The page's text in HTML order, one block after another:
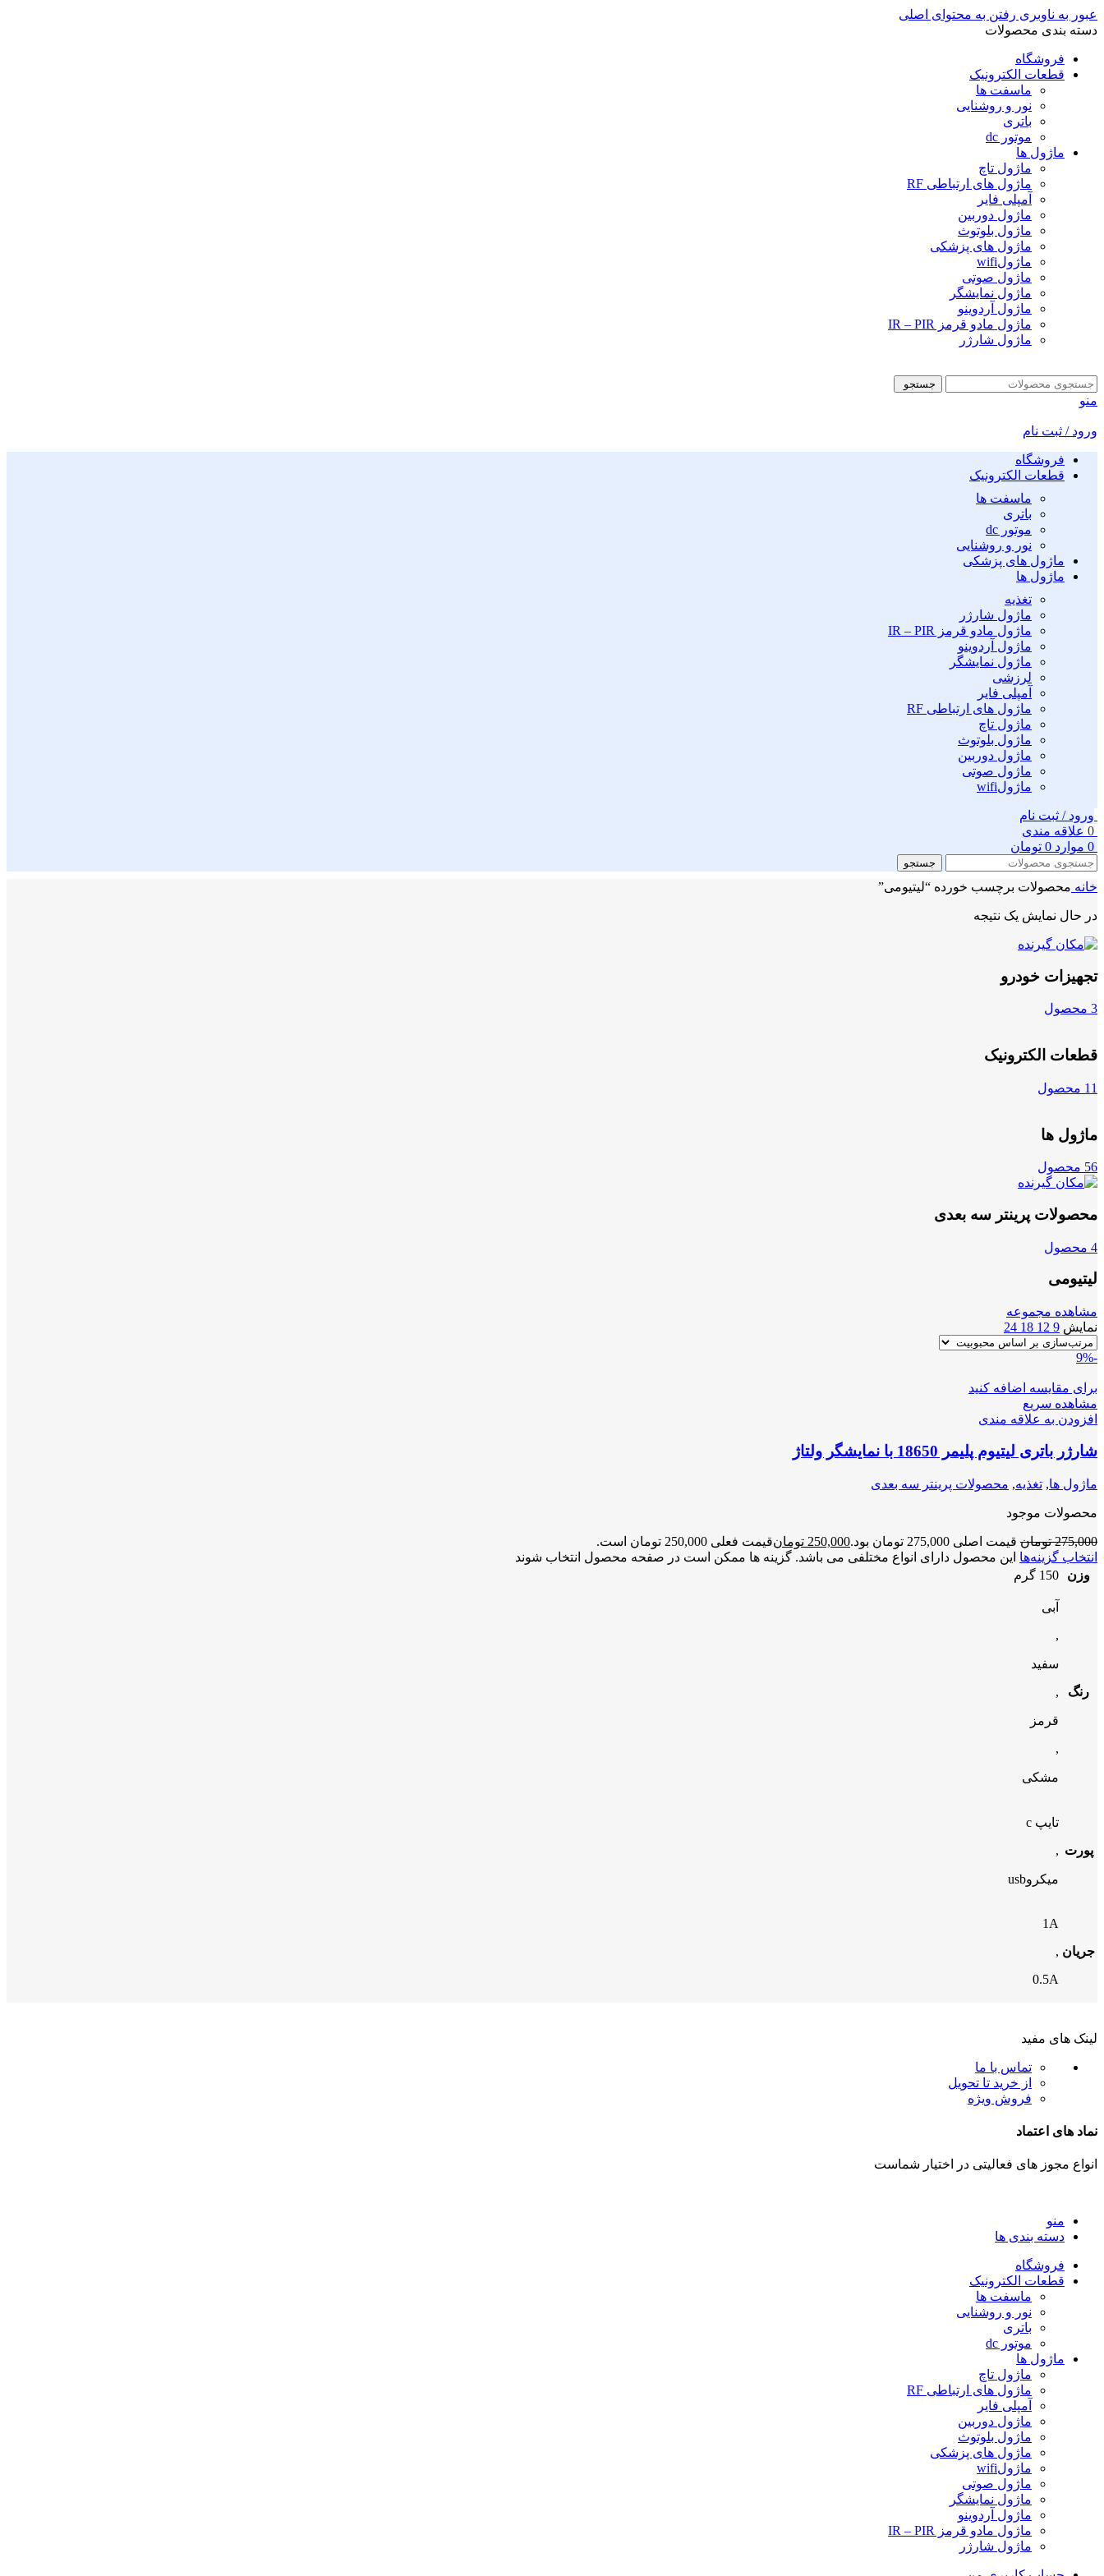
عبور به ناوبری رفتن به محتوای اصلی
دسته بندی محصولات
فروشگاه
قطعات الکترونیک
ماسفت ها
نور و روشنایی
باتری
موتور dc
ماژول ها
ماژول تاچ
ماژول های ارتباطی RF
آمپلی فایر
ماژول دوربین
ماژول بلوتوث
ماژول های پزشکی
ماژولwifi
ماژول صوتی
ماژول نمایشگر
ماژول آردوینو
ماژول مادو قرمز IR – PIR
ماژول شارژر
جستجو
منو
ورود / ثبت نام
فروشگاه
قطعات الکترونیک
ماسفت ها
باتری
موتور dc
نور و روشنایی
ماژول های پزشکی
ماژول ها
تغذیه
ماژول شارژر
ماژول مادو قرمز IR – PIR
ماژول آردوینو
ماژول نمایشگر
لرزشی
آمپلی فایر
ماژول های ارتباطی RF
ماژول تاچ
ماژول بلوتوث
ماژول دوربین
ماژول صوتی
ماژولwifi
ورود / ثبت نام
0 علاقه مندی
0 موارد 0 تومان
جستجو
خانه محصولات برچسب خورده “لیتیومی”
در حال نمایش یک نتیجه
تجهیزات خودرو
3 محصول
قطعات الکترونیک
11 محصول
ماژول ها
56 محصول
محصولات پرینتر سه بعدی
4 محصول
لیتیومی
مشاهده مجموعه
نمایش 9
12
18
24
-9%
برای مقایسه اضافه کنید
مشاهده سریع
افزودن به علاقه مندی
شارژر باتری لیتیوم پلیمر 18650 با نمایشگر ولتاژ
ماژول ها, تغذیه, محصولات پرینتر سه بعدی
محصولات موجود
275,000 تومان قیمت اصلی 275,000 تومان بود. 250,000 تومانقیمت فعلی 250,000 تومان است.
انتخاب گزینه‌ها این محصول دارای انواع مختلفی می باشد. گزینه ها ممکن است در صفحه محصول انتخاب شوند
وزن
150 گرم
رنگ
آبی
,
سفید
,
قرمز
,
مشکی
پورت
تایپ c
,
میکروusb
جریان
1A
,
0.5A
لینک های مفید
تماس با ما
از خرید تا تحویل
فروش ویژه
نماد های اعتماد
انواع مجوز های فعالیتی در اختیار شماست
منو
دسته بندی ها
فروشگاه
قطعات الکترونیک
ماسفت ها
نور و روشنایی
باتری
موتور dc
ماژول ها
ماژول تاچ
ماژول های ارتباطی RF
آمپلی فایر
ماژول دوربین
ماژول بلوتوث
ماژول های پزشکی
ماژولwifi
ماژول صوتی
ماژول نمایشگر
ماژول آردوینو
ماژول مادو قرمز IR – PIR
ماژول شارژر